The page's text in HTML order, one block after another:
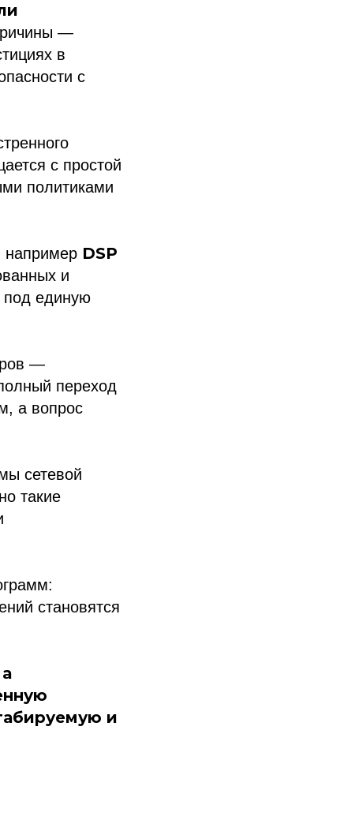
—
в
с
с простой
политиками
например DSP
и
под единую
—
переход
а вопрос
сетевой
такие
становятся
и